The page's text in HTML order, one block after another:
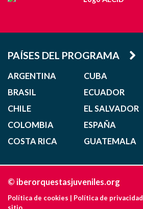
PAÍSES DEL PROGRAMA
ARGENTINA
BRASIL
CHILE
COLOMBIA
COSTA RICA
CUBA
ECUADOR
EL SALVADOR
ESPAÑA
GUATEMALA
© iberorquestasjuveniles.org
Política de cookies | Política de privacidad